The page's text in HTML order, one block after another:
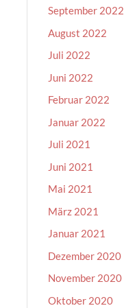
September 2022
August 2022
Juli 2022
Juni 2022
Februar 2022
Januar 2022
Juli 2021
Juni 2021
Mai 2021
März 2021
Januar 2021
Dezember 2020
November 2020
Oktober 2020